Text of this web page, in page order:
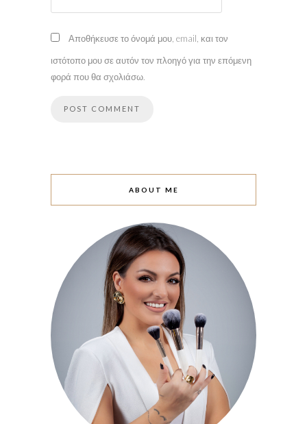
Αποθήκευσε το όνομά μου, email, και τον
ιστότοπο μου σε αυτόν τον πλοηγό για την επόμενη
φορά που θα σχολιάσω.
ABOUT ME